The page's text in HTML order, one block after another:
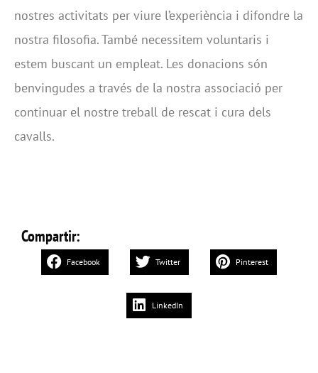
nostres activitats per viure l’experiència i difondre la
nostra filosofia. També necessitem voluntaris i
estem buscant un empleat. Les donacions són
benvingudes a través de la nostra associació per
continuar el nostre treball de rescat i cura dels
cavalls.
Compartir:
Facebook Twitter Pinterest
LinkedIn